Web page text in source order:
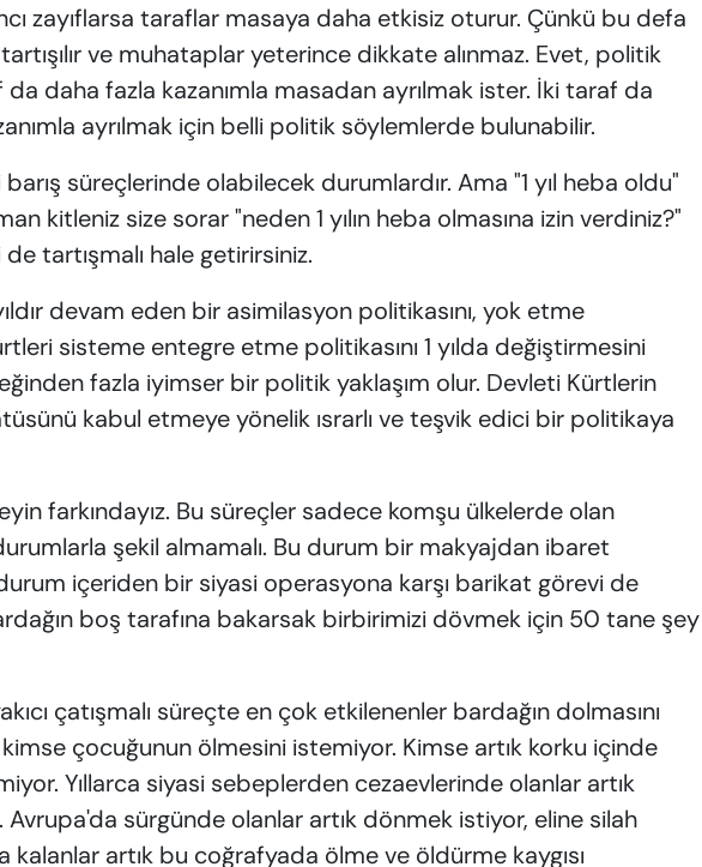
zayıflarsa taraflar masaya daha etkisiz oturur. Çünkü bu defa
ve muhataplar yeterince dikkate alınmaz. Evet, politik
daha fazla kazanımla masadan ayrılmak ister. İki taraf da
ayrılmak için belli politik söylemlerde bulunabilir.
barış süreçlerinde olabilecek durumlardır. Ama "1 yıl heba oldu"
kitleniz size sorar "neden 1 yılın heba olmasına izin verdiniz?"
tartışmalı hale getirirsiniz.
devam eden bir asimilasyon politikasını, yok etme
sisteme entegre etme politikasını 1 yılda değiştirmesini
fazla iyimser bir politik yaklaşım olur. Devleti Kürtlerin
kabul etmeye yönelik ısrarlı ve teşvik edici bir politikaya
farkındayız. Bu süreçler sadece komşu ülkelerde olan
şekil almamalı. Bu durum bir makyajdan ibaret
içeriden bir siyasi operasyona karşı barikat görevi de
boş tarafına bakarsak birbirimizi dövmek için 50 tane şey
çatışmalı süreçte en çok etkilenenler bardağın dolmasını
çocuğunun ölmesini istemiyor. Kimse artık korku içinde
Yıllarca siyasi sebeplerden cezaevlerinde olanlar artık
Avrupa'da sürgünde olanlar artık dönmek istiyor, eline silah
kalanlar artık bu coğrafyada ölme ve öldürme kaygısı